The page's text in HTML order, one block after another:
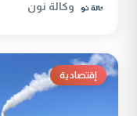
وكالة نون
إقتصادية